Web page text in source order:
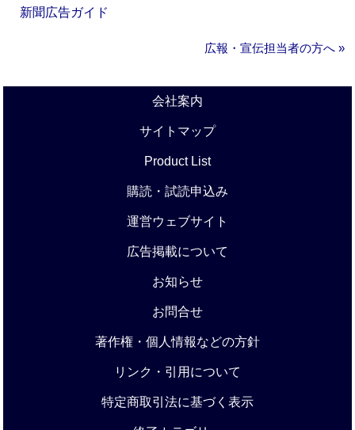
新聞広告ガイド
広報・宣伝担当者の方へ »
会社案内
サイトマップ
Product List
購読・試読申込み
運営ウェブサイト
広告掲載について
お知らせ
お問合せ
著作権・個人情報などの方針
リンク・引用について
特定商取引法に基づく表示